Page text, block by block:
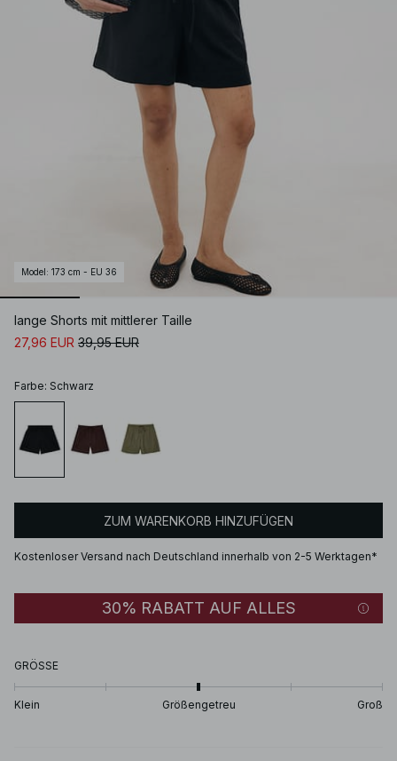
Model : 173 cm - EU 36
lange Shorts mit mittlerer Taille
27,96 EUR 39,95 EUR
Farbe: Schwarz
ZUM WARENKORB HINZUFÜGEN
Kostenloser Versand nach Deutschland innerhalb von 2-5 Werktagen*
30% RABATT AUF ALLES
GRÖSSE
Klein Größengetreu Groß